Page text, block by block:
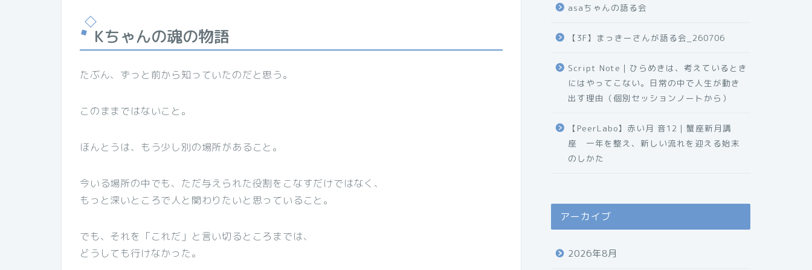
Kちゃんの魂の物語
たぶん、ずっと前から知っていたのだと思う。
このままではないこと。
ほんとうは、もう少し別の場所があること。
今いる場所の中でも、ただ与えられた役割をこなすだけではなく、
もっと深いところで人と関わりたいと思っていること。
でも、それを「これだ」と言い切るところまでは、
どうしても行けなかった。
asaちゃんの語る会
【3F】まっきーさんが語る会_260706
Script Note｜ひらめきは、考えているとき
にはやってこない。日常の中で人生が動き
出す理由（個別セッションノートから）
【PeerLabo】赤い月 音12｜蟹座新月講
座 一年を整え、新しい流れを迎える始末
のしかた
アーカイブ
2026年8月